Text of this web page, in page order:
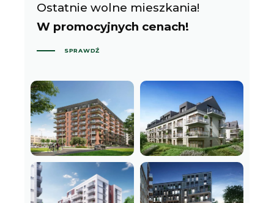
Ostatnie wolne mieszkania!
W promocyjnych cenach!
SPRAWDŹ